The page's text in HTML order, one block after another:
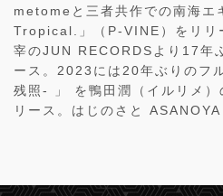
metomeと三者共作での南海エ
Tropical.」（P-VINE）をリリ
宰のJUN RECORDSより17年
ース。2023には20年ぶりのフ
残照- 」 を鴨田潤（イルリメ
リース。はじのさと